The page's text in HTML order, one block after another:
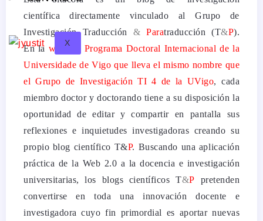
X
científica directamente vinculado al Grupo de
Investigación Traducción & Paratraducción (T&P).
En la web del Programa Doctoral Internacional de la
Universidade de Vigo que lleva el mismo nombre que
el Grupo de Investigación TI 4 de la UVigo, cada
miembro doctor y doctorando tiene a su disposición la
oportunidad de editar y compartir en pantalla sus
reflexiones e inquietudes investigadoras creando su
propio blog científico T&P. Buscando una aplicación
práctica de la Web 2.0 a la docencia e investigación
universitarias, los blogs científicos T&P pretenden
convertirse en toda una innovación docente e
investigadora cuyo fin primordial es aportar nuevas